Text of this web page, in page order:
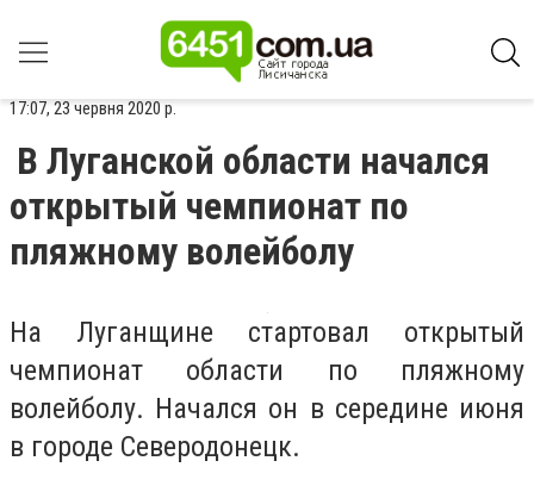
17:07, 23 червня 2020 р.
В Луганской области начался
открытый чемпионат по
пляжному волейболу
На Луганщине стартовал открытый
чемпионат области по пляжному
волейболу. Начался он в середине июня
в городе Северодонецк.